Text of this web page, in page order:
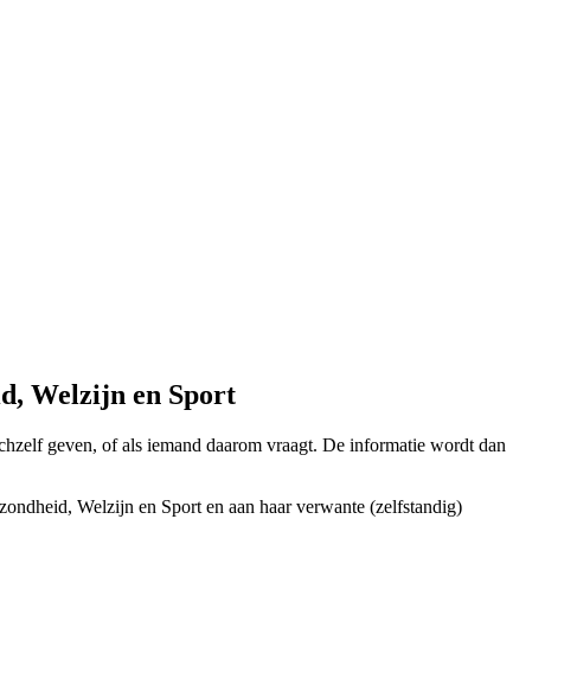
Welzijn en Sport
geven, of als iemand daarom vraagt. De informatie wordt dan
Welzijn en Sport en aan haar verwante (zelfstandig)